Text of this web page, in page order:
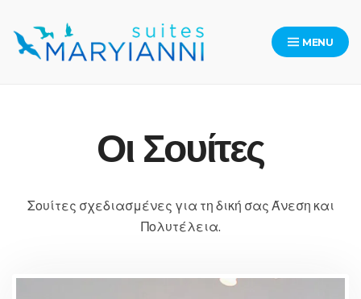
content
MENU
Οι Σουίτες
Σουίτες σχεδιασμένες για τη δική σας Άνεση και
Πολυτέλεια.